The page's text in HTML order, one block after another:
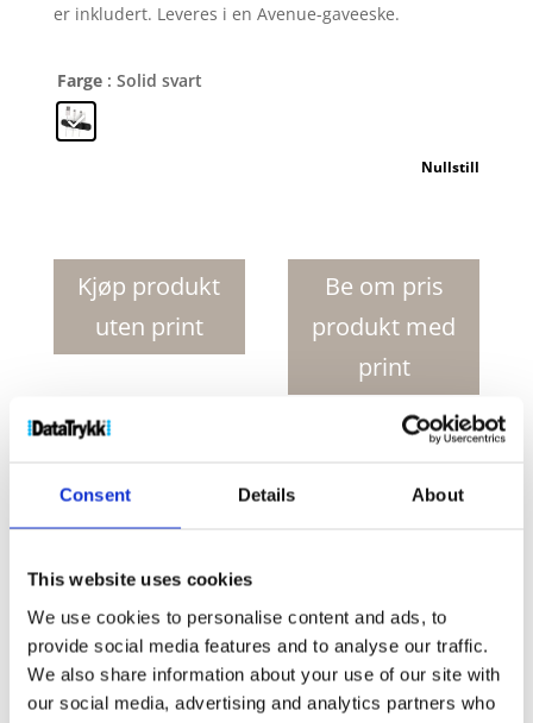
Consent Details About
This website uses cookies
We use cookies to personalise content and ads, to
provide social media features and to analyse our traffic.
We also share information about your use of our site with
our social media, advertising and analytics partners who
er inkludert. Leveres i en Avenue-gaveeske.
Farge : Solid svart
Nullstill
kabelstyring
antall
Kjøp produkt
uten print
Be om pris
produkt med
print
Produktnr:
Notatbøker og
datamaskin
Magnetisk,
skrivebord,tilbehør
Kjøp produkt uten print